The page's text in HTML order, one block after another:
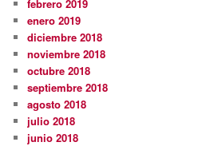
febrero 2019
enero 2019
diciembre 2018
noviembre 2018
octubre 2018
septiembre 2018
agosto 2018
julio 2018
junio 2018